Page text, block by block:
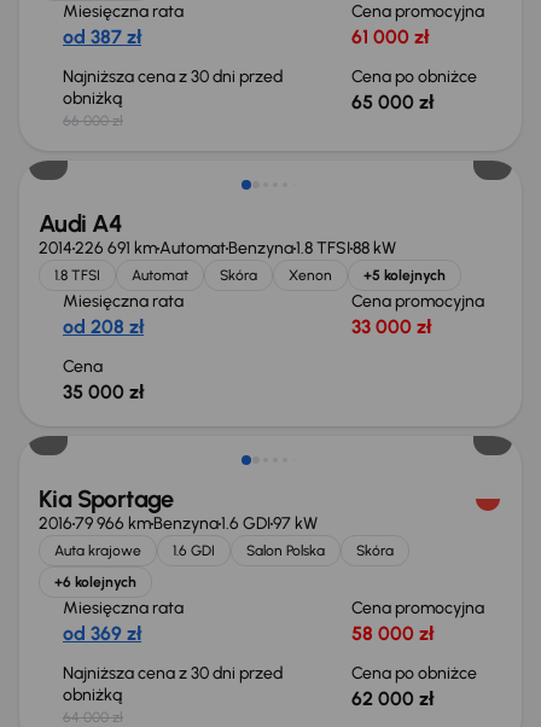
Miesięczna rata
od 387 zł
Cena promocyjna
61 000 zł
Najniższa cena z 30 dni przed
obniżką
66 000 zł
Cena po obniżce
65 000 zł
Świeżo skupione
Audi A4
2014226 691 kmAutomatBenzyna1.8 TFSI88 kW
1.8 TFSI Automat Skóra Xenon +5 kolejnych
Miesięczna rata
od 208 zł
Cena promocyjna
33 000 zł
Cena
35 000 zł
Taniej o 2 000 zł
Kia Sportage
201679 966 kmBenzyna1.6 GDI97 kW
Auta krajowe 1.6 GDI Salon Polska
Skóra
+6 kolejnych
Miesięczna rata
od 369 zł
Cena promocyjna
58 000 zł
Najniższa cena z 30 dni przed
obniżką
64 000 zł
Cena po obniżce
62 000 zł